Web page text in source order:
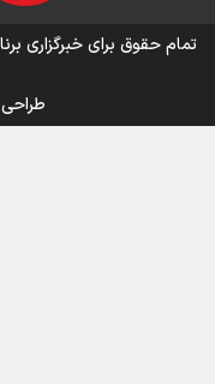
تمام حقوق برای خبرگزاری